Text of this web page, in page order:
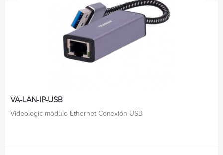
VA-LAN-IP-USB
Videologic modulo Ethernet Conexión USB